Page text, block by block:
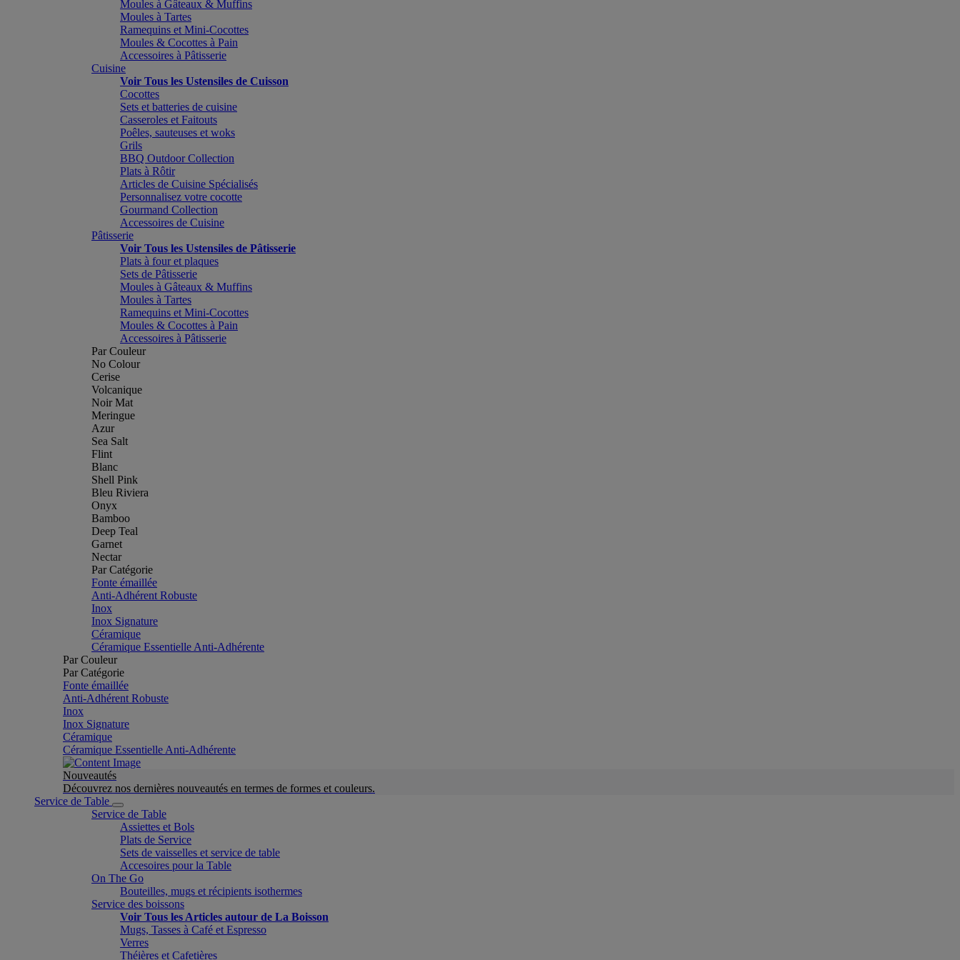
Moules à Gâteaux & Muffins
Moules à Tartes
Ramequins et Mini-Cocottes
Moules & Cocottes à Pain
Accessoires à Pâtisserie
Cuisine
Voir Tous les Ustensiles de Cuisson
Cocottes
Sets et batteries de cuisine
Casseroles et Faitouts
Poêles, sauteuses et woks
Grils
BBQ Outdoor Collection
Plats à Rôtir
Articles de Cuisine Spécialisés
Personnalisez votre cocotte
Gourmand Collection
Accessoires de Cuisine
Pâtisserie
Voir Tous les Ustensiles de Pâtisserie
Plats à four et plaques
Sets de Pâtisserie
Moules à Gâteaux & Muffins
Moules à Tartes
Ramequins et Mini-Cocottes
Moules & Cocottes à Pain
Accessoires à Pâtisserie
Par Couleur
No Colour
Cerise
Volcanique
Noir Mat
Meringue
Azur
Sea Salt
Flint
Blanc
Shell Pink
Bleu Riviera
Onyx
Bamboo
Deep Teal
Garnet
Nectar
Par Catégorie
Fonte émaillée
Anti-Adhérent Robuste
Inox
Inox Signature
Céramique
Céramique Essentielle Anti-Adhérente
Par Couleur
Par Catégorie
Fonte émaillée
Anti-Adhérent Robuste
Inox
Inox Signature
Céramique
Céramique Essentielle Anti-Adhérente
Nouveautés
Découvrez nos dernières nouveautés en termes de formes et couleurs.
Service de Table
Service de Table
Assiettes et Bols
Plats de Service
Sets de vaisselles et service de table
Accesoires pour la Table
On The Go
Bouteilles, mugs et récipients isothermes
Service des boissons
Voir Tous les Articles autour de La Boisson
Mugs, Tasses à Café et Espresso
Verres
Théières et Cafetières